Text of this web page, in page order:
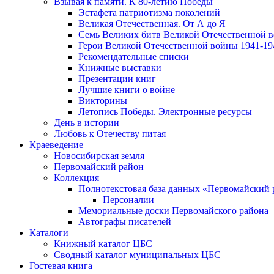
Эcтафета патриотизма поколений
Великая Отечественная. От А до Я
Семь Великих битв Великой Отечественной
Герои Великой Отечественной войны 1941-
Рекомендательные списки
Книжные выставки
Презентации книг
Лучшие книги о войне
Викторины
Летопись Победы. Электронные ресурсы
День в истории
Любовь к Отечеству питая
Краеведение
Новосибирская земля
Первомайский район
Коллекция
Полнотекстовая база данных «Первомайский
Персоналии
Мемориальные доски Первомайского района
Автографы писателей
Каталоги
Книжный каталог ЦБС
Сводный каталог муниципальных ЦБС
Гостевая книга